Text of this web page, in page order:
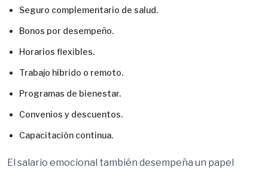
Seguro complementario de salud.
Bonos por desempeño.
Horarios flexibles.
Trabajo híbrido o remoto.
Programas de bienestar.
Convenios y descuentos.
Capacitación continua.
El salario emocional también desempeña un papel